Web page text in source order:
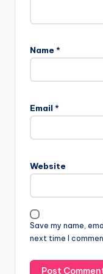
Name *
Email *
Website
Save my name,
next time I